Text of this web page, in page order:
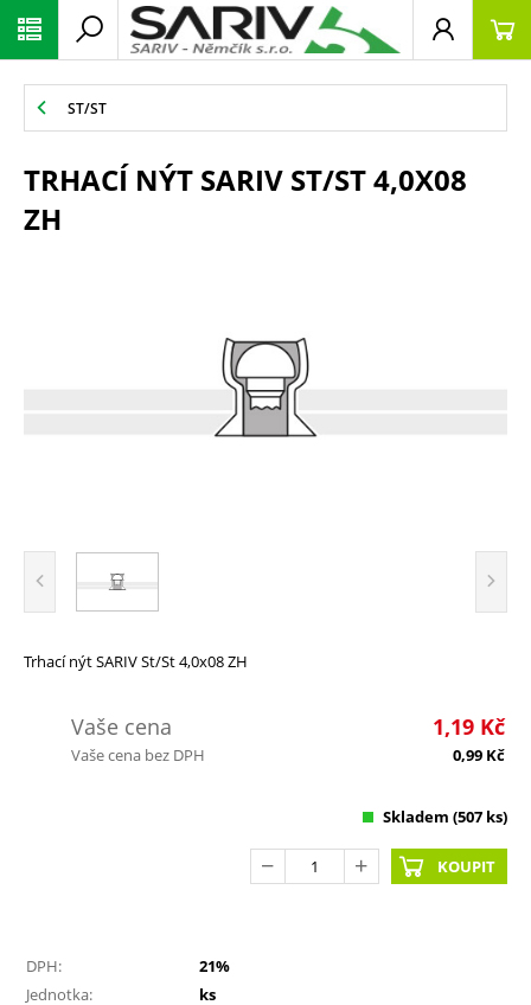
ST/ST
TRHACÍ NÝT SARIV ST/ST 4,0X08
ZH
Trhací nýt SARIV St/St 4,0x08 ZH
Vaše cena 1,19 Kč
Vaše cena bez DPH 0,99 Kč
Skladem (507 ks)
KOUPIT
DPH:
21%
Jednotka:
ks